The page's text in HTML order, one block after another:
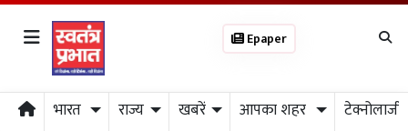
Epaper
भारत राज्य खबरें आपका शहर टेक्नोलाजी